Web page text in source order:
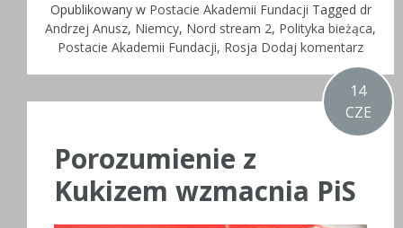
Opublikowany w Postacie Akademii Fundacji Tagged dr
Andrzej Anusz, Niemcy, Nord stream 2, Polityka bieżąca,
Postacie Akademii Fundacji, Rosja Dodaj komentarz
14
CZE
Porozumienie z
Kukizem wzmacnia PiS